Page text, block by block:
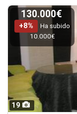
19
130.000€
+8%
Ha subido
10.000€